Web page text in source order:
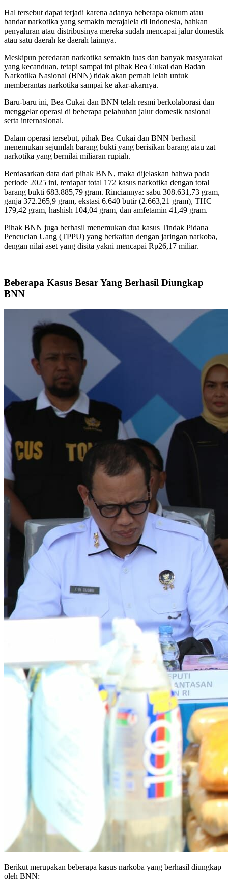
Hal tersebut dapat terjadi karena adanya beberapa oknum atau
bandar narkotika yang semakin merajalela di Indonesia, bahkan
penyaluran atau distribusinya mereka sudah mencapai jalur domestik
atau satu daerah ke daerah lainnya.
Meskipun peredaran narkotika semakin luas dan banyak masyarakat
yang kecanduan, tetapi sampai ini pihak Bea Cukai dan Badan
Narkotika Nasional (BNN) tidak akan pernah lelah untuk
memberantas narkotika sampai ke akar-akarnya.
Baru-baru ini, Bea Cukai dan BNN telah resmi berkolaborasi dan
menggelar operasi di beberapa pelabuhan jalur domesik nasional
serta internasional.
Dalam operasi tersebut, pihak Bea Cukai dan BNN berhasil
menemukan sejumlah barang bukti yang berisikan barang atau zat
narkotika yang bernilai miliaran rupiah.
Berdasarkan data dari pihak BNN, maka dijelaskan bahwa pada
periode 2025 ini, terdapat total 172 kasus narkotika dengan total
barang bukti 683.885,79 gram. Rinciannya: sabu 308.631,73 gram,
ganja 372.265,9 gram, ekstasi 6.640 butir (2.663,21 gram), THC
179,42 gram, hashish 104,04 gram, dan amfetamin 41,49 gram.
Pihak BNN juga berhasil menemukan dua kasus Tindak Pidana
Pencucian Uang (TPPU) yang berkaitan dengan jaringan narkoba,
dengan nilai aset yang disita yakni mencapai Rp26,17 miliar.
Beberapa Kasus Besar Yang Berhasil Diungkap
BNN
Berikut merupakan beberapa kasus narkoba yang berhasil diungkap
oleh BNN: